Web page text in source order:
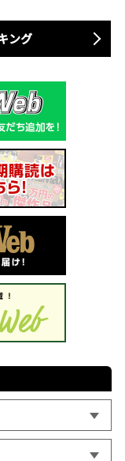
ング